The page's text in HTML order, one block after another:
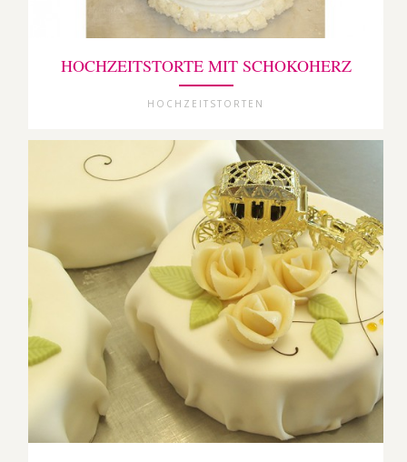
HOCHZEITSTORTE MIT SCHOKOHERZ
HOCHZEITSTORTEN